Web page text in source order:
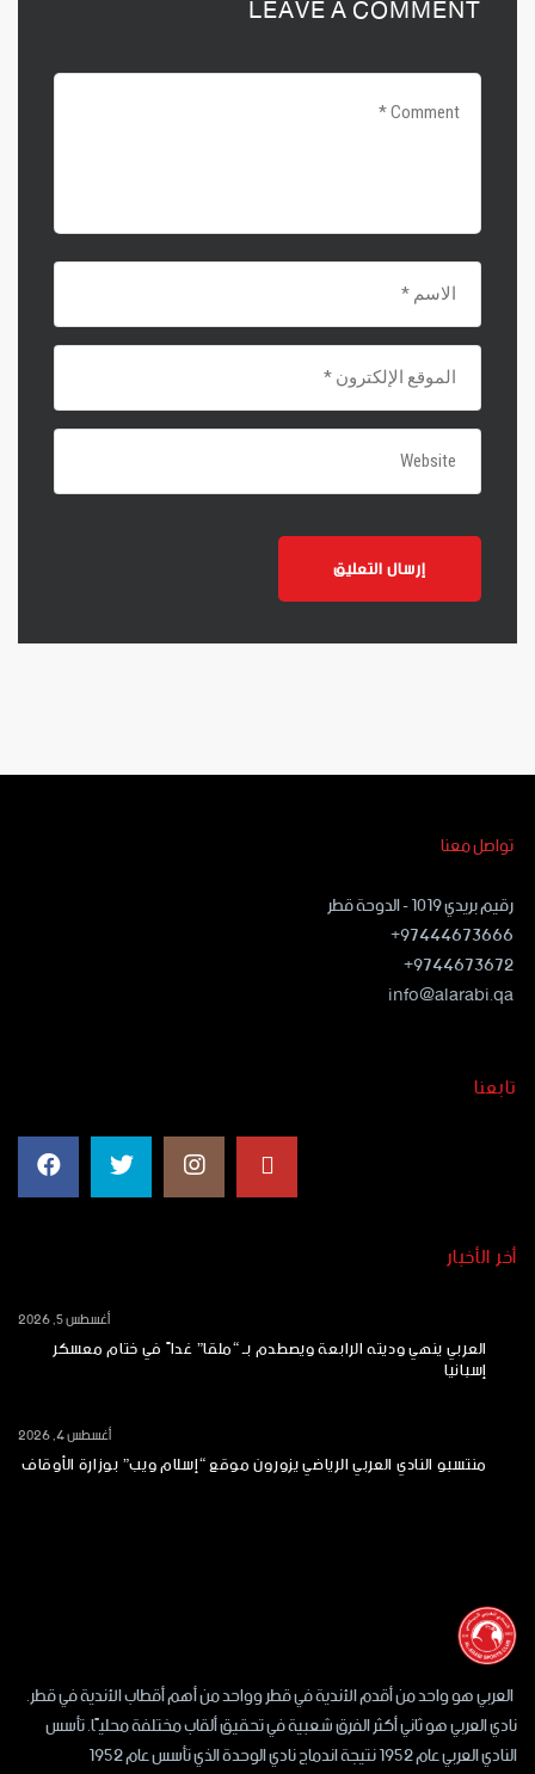
تواصل معنا
رقيم بريدي ١٠١٩ - الدوحة قطر
97444673666+
9744673672+
info@alarabi.qa
تابعنا
أخر الأخبار
العربي ينهي وديته الرابعة ويصطدم بـ “ملقا” غداً في ختام معسكر
إسبانيا
أغسطس 5, 2026
منتسبو النادي العربي الرياضي يزورون موقع “إسلام ويب” بوزارة الأوقاف
أغسطس 4, 2026
العربي هو واحد من أقدم الأندية في قطر وواحد من أهم أقطاب الأندية في قطر.
نادي العربي هو ثاني أكثر الفرق شعبية في تحقيق ألقاب مختلفة محليًا. تأسس
النادي العربي عام 1952 نتيجة اندماج نادي الوحدة الذي تأسس عام 1952